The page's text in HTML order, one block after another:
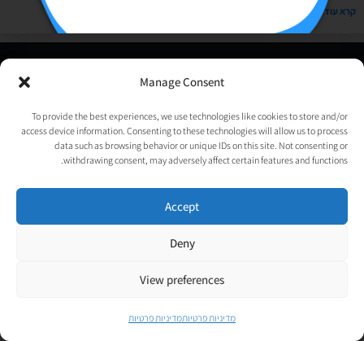
Manage Consent
To provide the best experiences, we use technologies like cookies to store and/or
access device information. Consenting to these technologies will allow us to process
data such as browsing behavior or unique IDs on this site. Not consenting or
withdrawing consent, may adversely affect certain features and functions.
Accept
Deny
View preferences
מדיניות פרטיותמדיניות פרטיות
קרא עוד »
, העסק החברתי לבניית אתרים | עיצוב וגרפיקה:
psycat